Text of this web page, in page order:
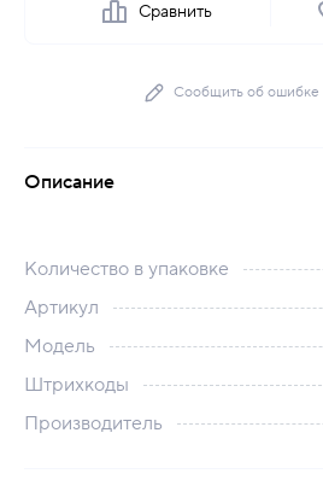
Сравнить
Сообщить об ошибке
Описание
Количество в упаковке
Артикул
Модель
Штрихкоды
Производитель